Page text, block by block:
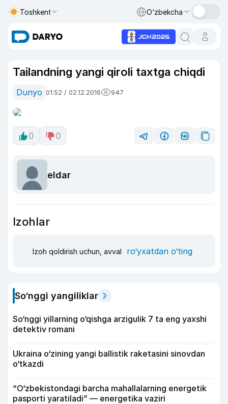
Toshkent O‘zbekcha
Tailandning yangi qiroli taxtga chiqdi
Dunyo 01:52 / 02.12.2016 947
0 0
eldar
Izohlar
Izoh qoldirish uchun, avval ro‘yxatdan o‘ting
So‘nggi yangiliklar
So‘nggi yillarning o‘qishga arzigulik 7 ta eng yaxshi
detektiv romani
Ukraina o‘zining yangi ballistik raketasini sinovdan
o‘tkazdi
“O‘zbekistondagi barcha mahallalarning energetik
pasporti yaratiladi” — energetika vaziri